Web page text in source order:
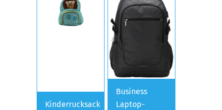
Kinderrucksack
Business
Laptop-